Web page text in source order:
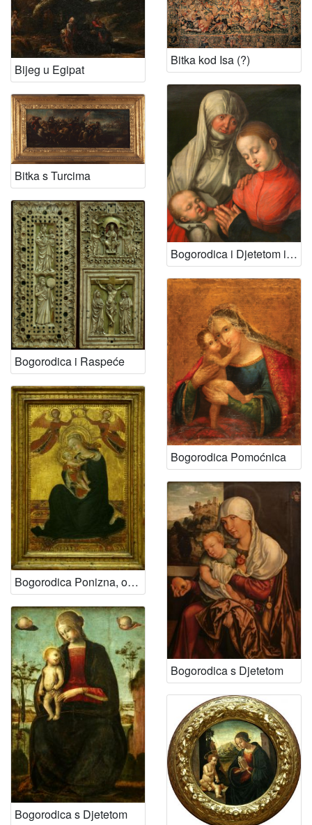
Bijeg u Egipat
Bitka kod Isa (?)
Bitka s Turcima
Bogorodica i Djetetom i svetom Anom
Bogorodica i Raspeće
Bogorodica Pomoćnica
Bogorodica Ponizna, oko 1435.
Bogorodica s Djetetom
Bogorodica s Djetetom